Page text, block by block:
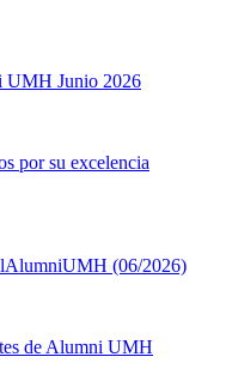
UMH Junio 2026
por su excelencia
(06/2026)
de Alumni UMH